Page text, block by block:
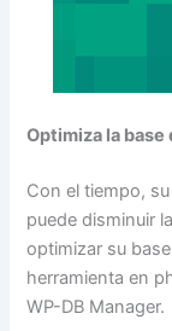
Optimiza la base
Con el tiempo,
puede disminuir
optimizar su
herramienta en
WP-DB Manager.